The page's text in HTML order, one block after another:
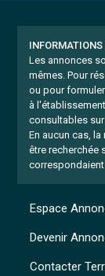
INFORMATIONS
Les annonces
mêmes. Pour
ou pour
à
consultables
En aucun cas, la
être recherchée
Espace
Devenir
Contacter